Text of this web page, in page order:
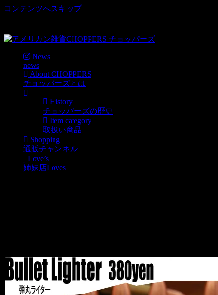
コンテンツへスキップ
News
news
About CHOPPERS
チョッパーズとは
History
チョッパーズの歴史
Item category
取扱い商品
Shopping
通販チャンネル
Love’s
姉妹店Loves